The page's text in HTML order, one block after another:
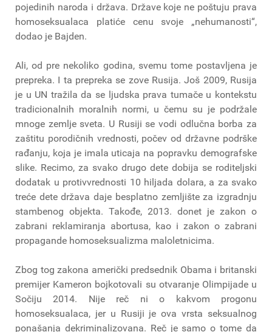
pojedinih naroda i država. Države koje ne poštuju prava
homoseksualaca platiće cenu svoje „nehumanosti“,
dodao je Bajden.
Ali, od pre nekoliko godina, svemu tome postavljena je
prepreka. I ta prepreka se zove Rusija. Još 2009, Rusija
je u UN tražila da se ljudska prava tumače u kontekstu
tradicionalnih moralnih normi, u čemu su je podržale
mnoge zemlje sveta. U Rusiji se vodi odlučna borba za
zaštitu porodičnih vrednosti, počev od državne podrške
rađanju, koja je imala uticaja na popravku demografske
slike. Recimo, za svako drugo dete dobija se roditeljski
dodatak u protivvrednosti 10 hiljada dolara, a za svako
treće dete država daje besplatno zemljište za izgradnju
stambenog objekta. Takođe, 2013. donet je zakon o
zabrani reklamiranja abortusa, kao i zakon o zabrani
propagande homoseksualizma maloletnicima.
Zbog tog zakona američki predsednik Obama i britanski
premijer Kameron bojkotovali su otvaranje Olimpijade u
Sočiju 2014. Nije reč ni o kakvom progonu
homoseksualaca, jer u Rusiji je ova vrsta seksualnog
ponašanja dekriminalizovana. Reč je samo o tome da